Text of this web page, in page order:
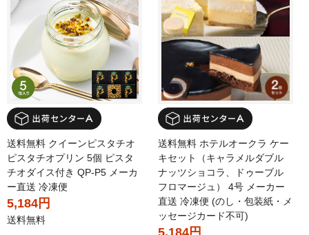
送料無料 クイーンピスタチオ
ピスタチオプリン 5個 ピスタ
チオダイス付き QP-P5 メーカ
ー直送 冷凍便
5,184円
送料無料
送料無料 ホテルオークラ ケー
キセット（キャラメルダブル
ナッツショコラ、ドゥーブル
フロマージュ） 4号 メーカー
直送 冷凍便 (のし・包装紙・メ
ッセージカード不可)
5,184円